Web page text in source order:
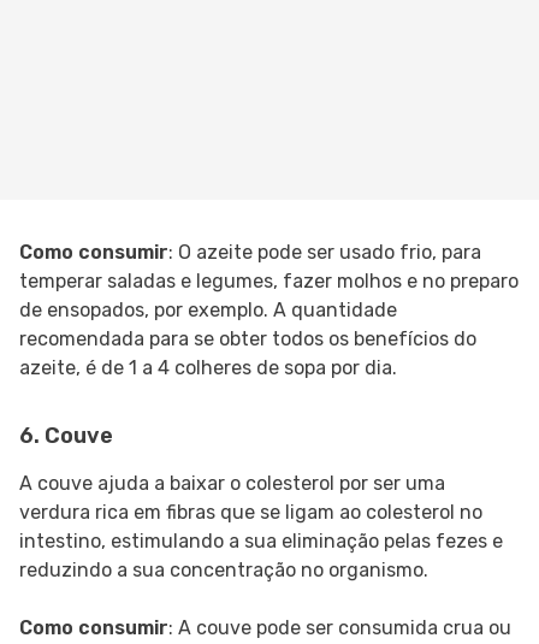
Como consumir: O azeite pode ser usado frio, para
temperar saladas e legumes, fazer molhos e no preparo
de ensopados, por exemplo. A quantidade
recomendada para se obter todos os benefícios do
azeite, é de 1 a 4 colheres de sopa por dia.
6. Couve
A couve ajuda a baixar o colesterol por ser uma
verdura rica em fibras que se ligam ao colesterol no
intestino, estimulando a sua eliminação pelas fezes e
reduzindo a sua concentração no organismo.
Como consumir: A couve pode ser consumida crua ou